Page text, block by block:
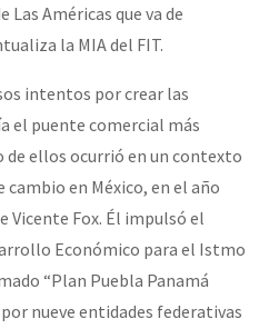
Américas que va de
la MIA del FIT.
intentos por crear las
el puente comercial más
ellos ocurrió en un contexto
cambio en México, en el año
Vicente Fox. Él impulsó el
Económico para el Istmo
“Plan Puebla Panamá
nueve entidades federativas